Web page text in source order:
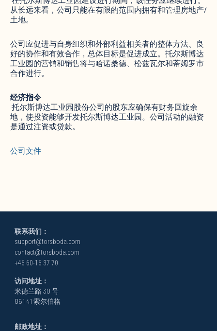
从长远来看，公司只能在有限的范围内拥有和管理房地产/
土地。
公司应促进与自身组织和外部利益相关者的整体方法、良
好的协作和有效合作，总体目标是促进成立。托尔斯博达
工业园的营销和销售将与哈诺桑德、松兹瓦尔和蒂姆罗市
合作进行。‍
经济指令
‍ 托尔斯博达工业园股份公司的股东应确保有财务回旋余
地，使投资能够开发托尔斯博达工业园。公司活动的融资
是通过注资或贷款。
公司文件
联系我们：
support@torsboda.com
contact@torsboda.com
+46 60-16 37 70
访问地址：
米德兰路 30 号
861 41 索尔伯格
邮政地址：